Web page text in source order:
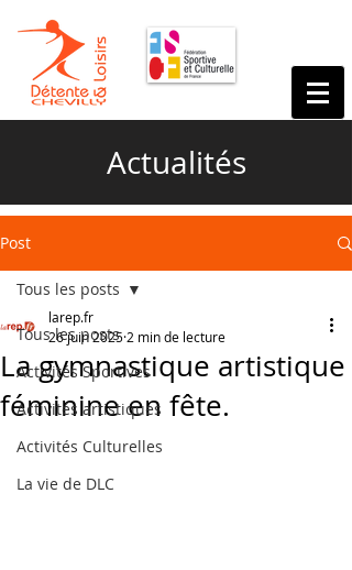
Actualités
Post
Tous les posts
Activités Sportives
Activités artistiques
Activités Culturelles
La vie de DLC
Tous les posts
La gymnastique artistique
féminine en fête.
larep.fr
26 juin 2025 2 min de lecture